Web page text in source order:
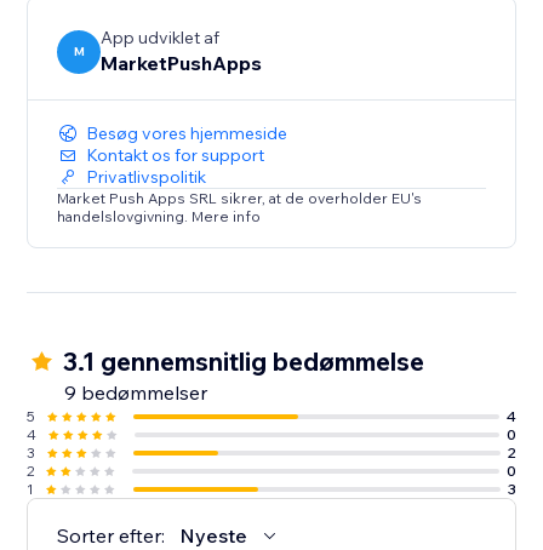
M
App udviklet af
MarketPushApps
Besøg vores hjemmeside
Kontakt os for support
Privatlivspolitik
Market Push Apps SRL sikrer, at de overholder EU's
handelslovgivning. Mere info
3.1 gennemsnitlig bedømmelse
9 bedømmelser
5
4
4
0
3
2
2
0
1
3
Sorter efter: Nyeste